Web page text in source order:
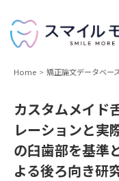
Home 矯正論文データベー
カスタムメイド
レーションと実
の臼歯部を基準
よる後ろ向き研